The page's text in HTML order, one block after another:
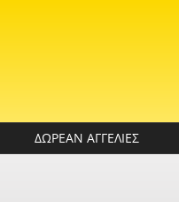
ΔΩΡΕΑΝ ΑΓΓΕΛΙΕΣ